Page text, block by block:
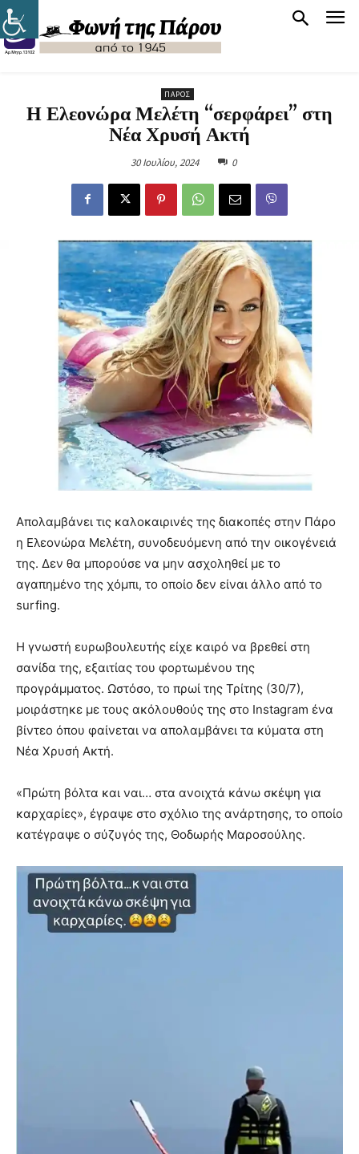
ΠΆΡΟΣ
Η Ελεονώρα Μελέτη “σερφάρει” στη
Νέα Χρυσή Ακτή
30 Ιουλίου, 2024 0
Απολαμβάνει τις καλοκαιρινές της διακοπές στην Πάρο
η Ελεονώρα Μελέτη, συνοδευόμενη από την οικογένειά
της. Δεν θα μπορούσε να μην ασχοληθεί με το
αγαπημένο της χόμπι, το οποίο δεν είναι άλλο από το
surfing.
Η γνωστή ευρωβουλευτής είχε καιρό να βρεθεί στη
σανίδα της, εξαιτίας του φορτωμένου της
προγράμματος. Ωστόσο, το πρωί της Τρίτης (30/7),
μοιράστηκε με τους ακόλουθούς της στο Instagram ένα
βίντεο όπου φαίνεται να απολαμβάνει τα κύματα στη
Νέα Χρυσή Ακτή.
«Πρώτη βόλτα και ναι… στα ανοιχτά κάνω σκέψη για
καρχαρίες», έγραψε στο σχόλιο της ανάρτησης, το οποίο
κατέγραψε ο σύζυγός της, Θοδωρής Μαροσούλης.